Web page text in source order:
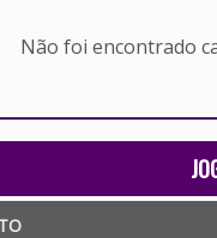
Não foi encontrado